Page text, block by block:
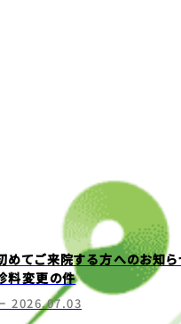
めてご来院する方へのお知
料変更の件
2026.07.03